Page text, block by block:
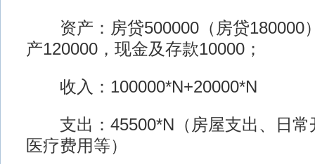
资产：房贷500000（房贷180000
产120000，现金及存款10000；
收入：100000*N+20000*N
支出：45500*N（房屋支出、日常
医疗费用等）